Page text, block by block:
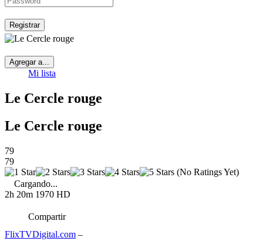
Registrar
Agregar a...
Mi lista
Le Cercle rouge
Le Cercle rouge
79
79
(No Ratings Yet)
Cargando...
2h 20m 1970 HD
Compartir
FlixTVDigital.com –